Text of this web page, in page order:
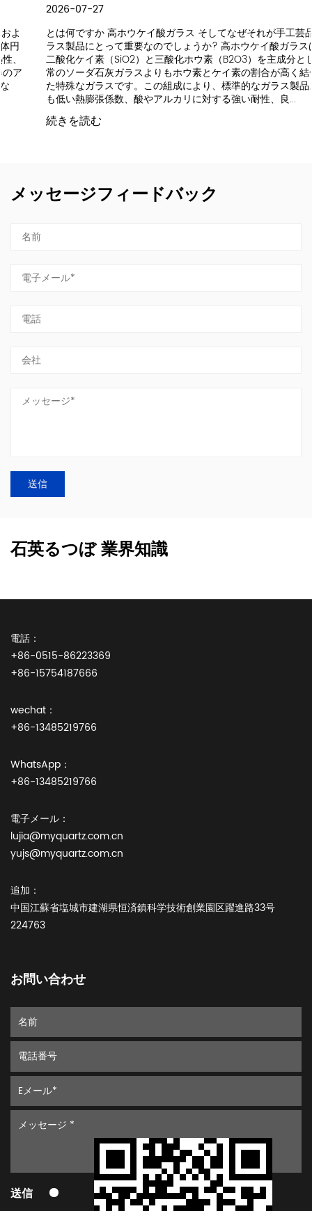
2026-07-27
とは何ですか 高ホウケイ酸ガラス そしてなぜそれが手工芸品のガ
ラス製品にとって重要なのでしょうか? 高ホウケイ酸ガラスは、
二酸化ケイ素（SiO2）と三酸化ホウ素（B2O3）を主成分とし、通
常のソーダ石灰ガラスよりもホウ素とケイ素の割合が高く結合し
た特殊なガラスです。この組成により、標準的なガラス製品より
も低い熱膨張係数、酸やアルカリに対する強い耐性、良...
続きを読む
メッセージフィードバック
石英るつぼ 業界知識
電話：
+86-0515-86223369
+86-15754187666
wechat：
+86-13485219766
WhatsApp：
+86-13485219766
電子メール：
lujia@myquartz.com.cn
yujs@myquartz.com.cn
追加：
中国江蘇省塩城市建湖県恒済鎮科学技術創業園区躍進路33号
224763
お問い合わせ
送信